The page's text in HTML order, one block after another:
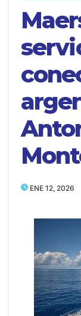
ENE 12, 2026